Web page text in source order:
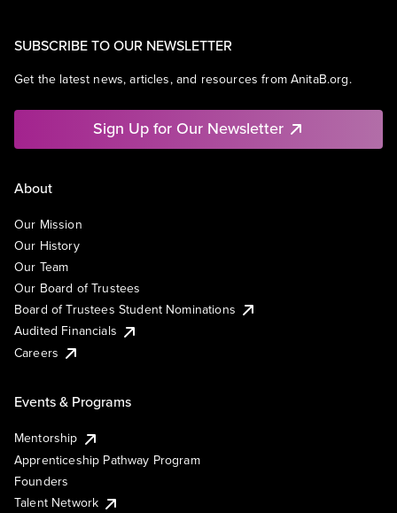
SUBSCRIBE TO OUR NEWSLETTER
Get the latest news, articles, and resources from AnitaB.org.
Sign Up for Our Newsletter
About
Our Mission
Our History
Our Team
Our Board of Trustees
Board of Trustees Student Nominations
Audited Financials
Careers
Events & Programs
Mentorship
Apprenticeship Pathway Program
Founders
Talent Network